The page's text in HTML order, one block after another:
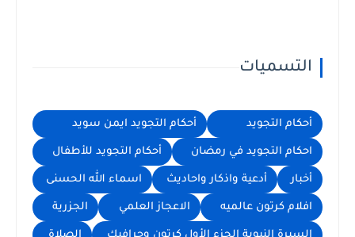
التسميات
أحكام التجويد أحكام التجويد ايمن سويد
احكام التجويد في رمضان أحكام التجويد للأطفال
أخبار أدعية واذكار واحاديث اسماء الله الحسنى
افلام كرتون عالميه الاعجاز العلمي الجزرية